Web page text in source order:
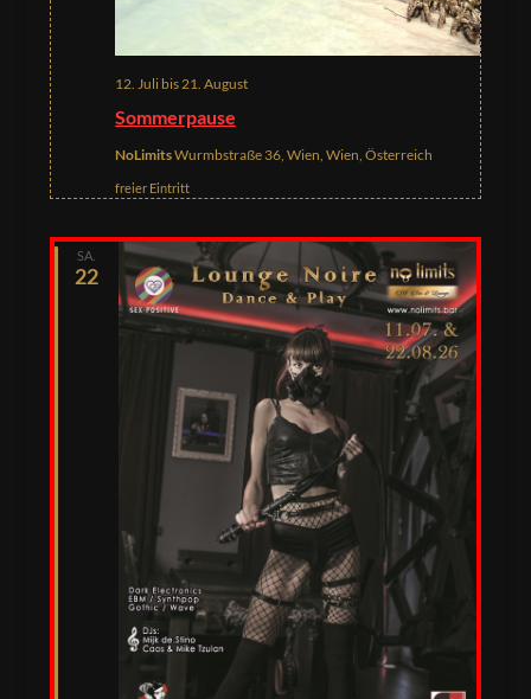
Sommerpause
12. Julibis 21. August
NoLimitsWurmbstraße 36, Wien, Wien, Österreich
freier Eintritt
SA.
22